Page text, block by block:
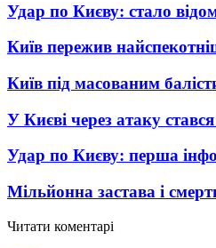
Удар по Києву: стало
Київ пережив
Київ під масованим
У Києві через атаку
Удар по Києву: перша
Мільйонна застава і
Читати коментарі